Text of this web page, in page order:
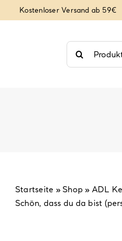
Inhalt
Kostenloser Versand ab 59€
Suche
nach:
Backzubehör &
Startseite »Shop » ADL
Schön, dass du da bist